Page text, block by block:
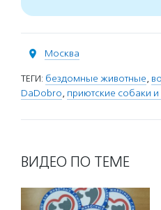
Москва
ТЕГИ: бездомные животные,
DaDobro, приютские собаки
ВИДЕО ПО ТЕМЕ